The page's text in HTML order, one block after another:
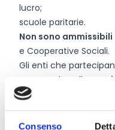
Consenso
lucro;
scuole paritarie.
Non sono ammissibili
e Cooperative Sociali.
Gli enti che
avere sede nella
progetti nel territorio
essere costituiti
dare evidenza di una